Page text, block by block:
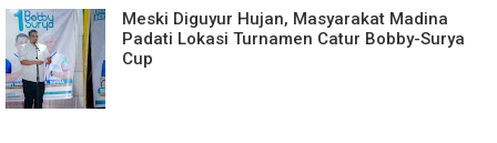
Meski Diguyur Hujan, Masyarakat Madina
Padati Lokasi Turnamen Catur Bobby-Surya
Cup